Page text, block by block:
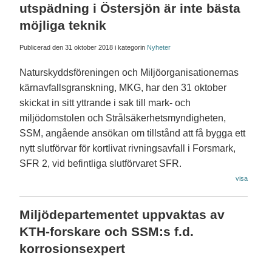
utspädning i Östersjön är inte bästa
möjliga teknik
Publicerad den 31 oktober 2018 i kategorin Nyheter
Naturskyddsföreningen och Miljöorganisationernas
kärnavfallsgranskning, MKG, har den 31 oktober
skickat in sitt yttrande i sak till mark- och
miljödomstolen och Strålsäkerhetsmyndigheten,
SSM, angående ansökan om tillstånd att få bygga ett
nytt slutförvar för kortlivat rivningsavfall i Forsmark,
SFR 2, vid befintliga slutförvaret SFR.
visa
Miljödepartementet uppvaktas av
KTH-forskare och SSM:s f.d.
korrosionsexpert